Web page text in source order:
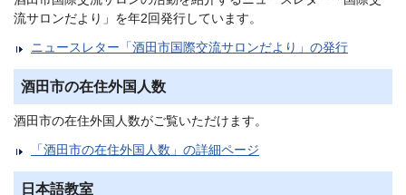
流サロンだより」を年2回発行しています。
ニュースレター「酒田市国際交流サロンだより」の発行
酒田市の在住外国人数
酒田市の在住外国人数がご覧いただけます。
「酒田市の在住外国人数」の詳細ページ
日本語教室